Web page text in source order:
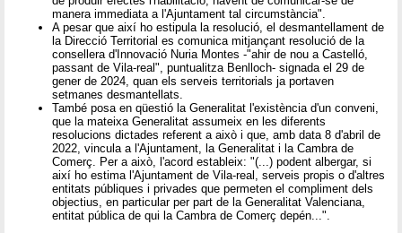
manera immediata a l'Ajuntament tal circumstància".
A pesar que així ho estipula la resolució, el desmantellament de
la Direcció Territorial es comunica mitjançant resolució de la
consellera d'Innovació Nuria Montes -"ahir de nou a Castelló,
passant de Vila-real", puntualitza Benlloch- signada el 29 de
gener de 2024, quan els serveis territorials ja portaven
setmanes desmantellats.
També posa en qüestió la Generalitat l'existència d'un conveni,
que la mateixa Generalitat assumeix en les diferents
resolucions dictades referent a això i que, amb data 8 d'abril de
2022, vincula a l'Ajuntament, la Generalitat i la Cambra de
Comerç. Per a això, l'acord estableix: "(...) podent albergar, si
així ho estima l'Ajuntament de Vila-real, serveis propis o d'altres
entitats públiques i privades que permeten el compliment dels
objectius, en particular per part de la Generalitat Valenciana,
entitat pública de qui la Cambra de Comerç depén...".